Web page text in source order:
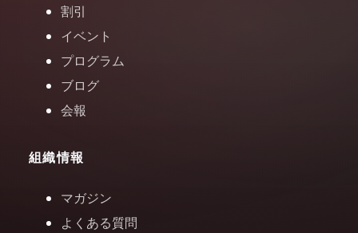
割引
イベント
プログラム
ブログ
会報
組織情報
マガジン
よくある質問